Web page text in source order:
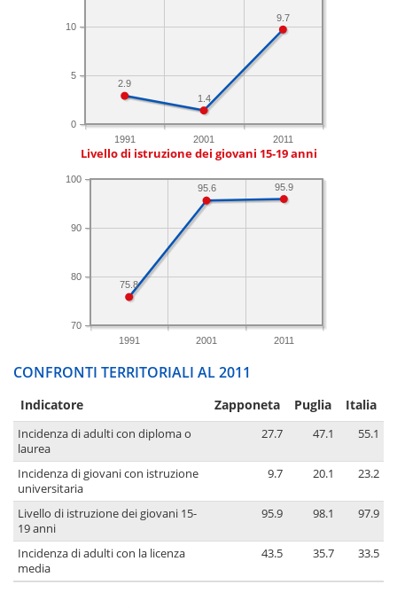
1991 2001 2011
0
5
10
9.7
1.4
2.9
Livello di istruzione dei giovani 15-19 anni
1991 2001 2011
70
80
90
100
95.9
95.6
75.8
CONFRONTI TERRITORIALI AL 2011
Indicatore Zapponeta Puglia Italia
Incidenza di adulti con diploma o
laurea
27.7 47.1 55.1
Incidenza di giovani con istruzione
universitaria
9.7 20.1 23.2
Livello di istruzione dei giovani 15-
19 anni
95.9 98.1 97.9
Incidenza di adulti con la licenza
media
43.5 35.7 33.5